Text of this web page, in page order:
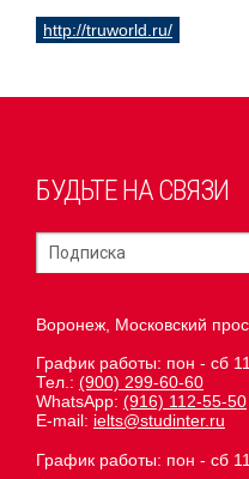
http://truworld.ru/
БУДЬТЕ НА СВЯЗИ
Воронеж, Московский
График работы: пон - сб
Тел.: (900) 299-60-60
WhatsApp: (916) 112-55-50
E-mail: ielts@studinter.ru
График работы: пон - сб